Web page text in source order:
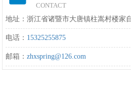
CONTACT
地址：浙江省诸暨市大唐镇柱嵩村楼家
电话： 15325255875
邮箱：zhxspring@126.com